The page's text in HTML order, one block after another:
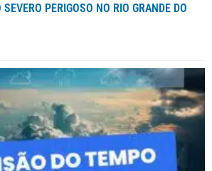
PERIGOSO NO RIO GRANDE DO